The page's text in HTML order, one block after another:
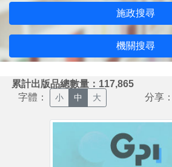
施政搜尋
機關搜尋
累計出版品總數量：117,865
字體： 小 中 大 分享：